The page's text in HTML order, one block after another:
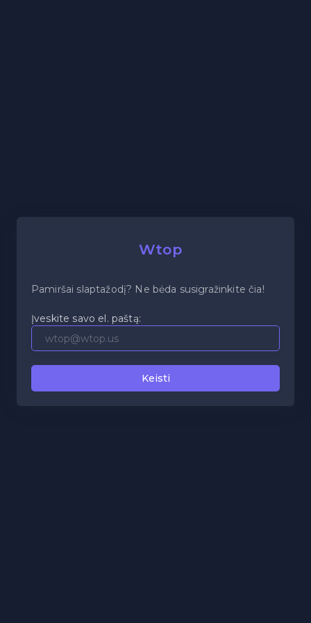
Wtop
Pamiršai slaptažodį? Ne bėda susigražinkite čia!
Įveskite savo el. paštą: